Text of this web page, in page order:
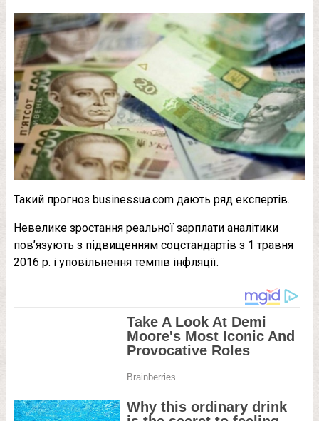
Такий прогноз businessua.com дають ряд експертів.
Невелике зростання реальної зарплати аналітики
пов’язують з підвищенням соцстандартів з 1 травня
2016 р. і уповільнення темпів інфляції.